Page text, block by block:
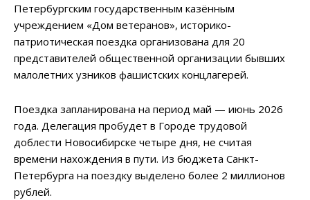
Петербургским государственным казённым
учреждением «Дом ветеранов», историко-
патриотическая поездка организована для 20
представителей общественной организации бывших
малолетних узников фашистских концлагерей.
Поездка запланирована на период май — июнь 2026
года. Делегация пробудет в Городе трудовой
доблести Новосибирске четыре дня, не считая
времени нахождения в пути. Из бюджета Санкт-
Петербурга на поездку выделено более 2 миллионов
рублей.